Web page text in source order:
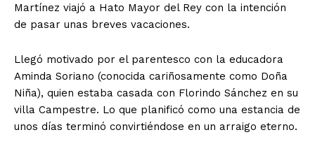
Martínez viajó a Hato Mayor del Rey con la intención
de pasar unas breves vacaciones.
Llegó motivado por el parentesco con la educadora
Aminda Soriano (conocida cariñosamente como Doña
Niña), quien estaba casada con Florindo Sánchez en su
villa Campestre. Lo que planificó como una estancia de
unos días terminó convirtiéndose en un arraigo eterno.